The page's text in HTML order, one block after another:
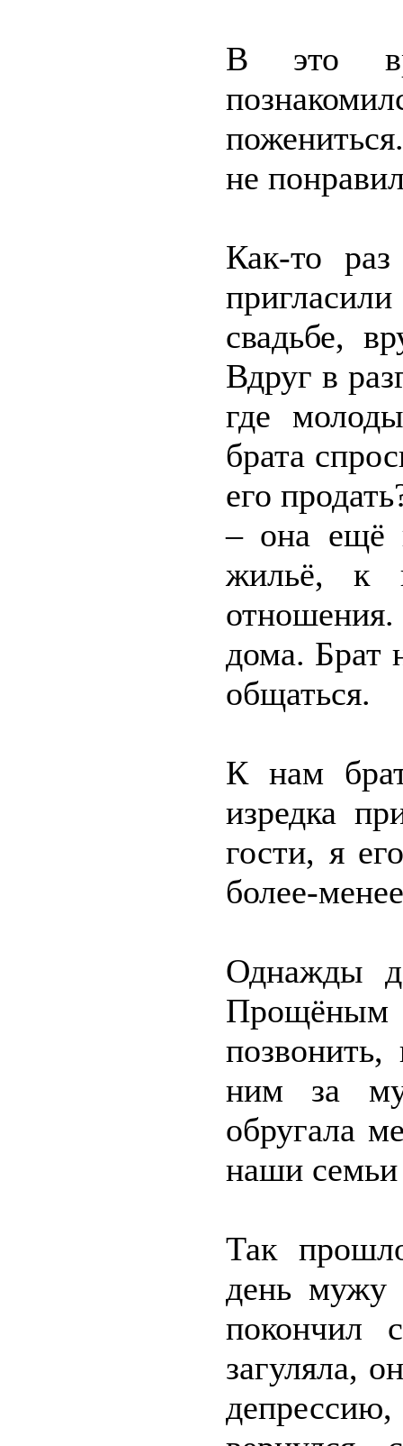
В это
не
Как-то
свадьбе,
Вдруг в
где
брата
его
– она ещё
жильё, к
дома. Брат
общаться.
К нам
изредка
гости, я
более-
Однажды
позвонить,
ним за
обругала
наши семьи
Так
день мужу
покончил
загуляла,